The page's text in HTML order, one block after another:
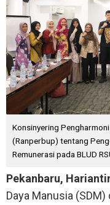
Konsinyering
(Ranperbup) tentang
Remunerasi pada BLUD
Pekanbaru,
Daya Manusia